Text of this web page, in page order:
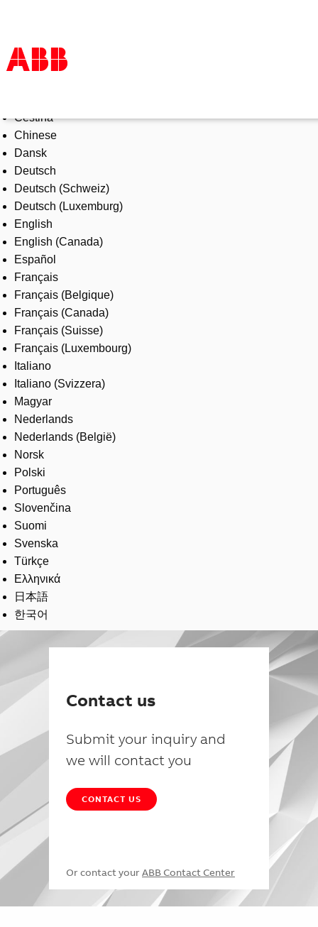
Products & Solutions
Industries
Services
About us
Where to buy
Contact us
Careers
Čeština
Chinese
Dansk
Deutsch
Deutsch (Schweiz)
Deutsch (Luxemburg)
English
English (Canada)
Español
Français
Français (Belgique)
Français (Canada)
Français (Suisse)
Français (Luxembourg)
Italiano
Italiano (Svizzera)
Magyar
Nederlands
Nederlands (België)
Norsk
Polski
Português
Slovenčina
Suomi
Svenska
Türkçe
Ελληνικά
日本語
한국어
Contact us
Submit your inquiry and
we will contact you
CONTACT US
Or contact your ABB Contact Center